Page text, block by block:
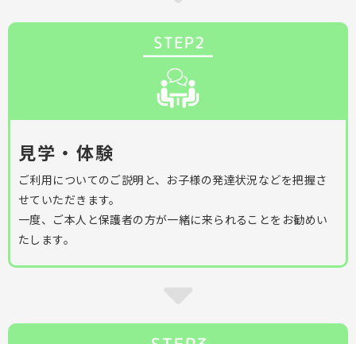
見学・体験
ご利用についてのご説明と、お子様の発達状況などを把握さ
せていただきます。
一度、ご本人と保護者の方が一緒に来られることをお勧めい
たします。